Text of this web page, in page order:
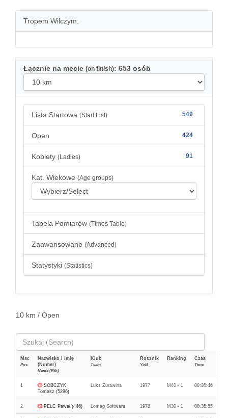
Tropem Wilczym.
Łącznie na mecie (on finish): 653 osób
Lista Startowa (Start List) 549
Open 424
Kobiety (Ladies) 91
Kat. Wiekowe (Age groups)
Tabela Pomiarów (Times Table)
Zaawansowane (Advanced)
Statystyki (Statistics)
10 km / Open
Msc
Pos
Nazwisko i imię
(Numer)
Name (Bib)
Klub
Team
Rocznik
YoB
Ranking Czas
Time
1
SOBCZYK
Tomasz (5296)
Luks Żurawina 1977 M40 - 1 00:35:46
2 PELC Paweł (446) Lomag Software 1978 M30 - 1 00:35:55